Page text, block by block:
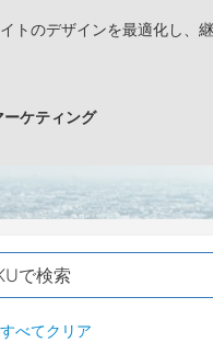
トのデザインを最適化し、
ーケティング
ー
ソリューション
すべてクリア